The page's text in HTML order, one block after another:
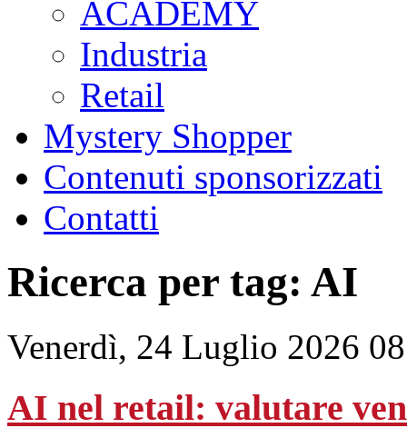
ACADEMY
Industria
Retail
Mystery Shopper
Contenuti sponsorizzati
Contatti
Ricerca per tag: AI
Venerdì, 24 Luglio 2026
AI nel retail: valutare